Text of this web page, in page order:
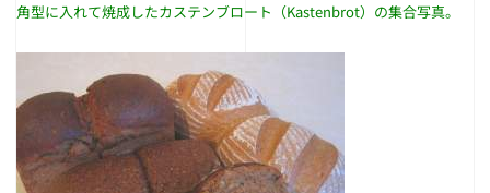
角型に入れて焼成したカステンブロート（Kastenbrot）の集合写真。